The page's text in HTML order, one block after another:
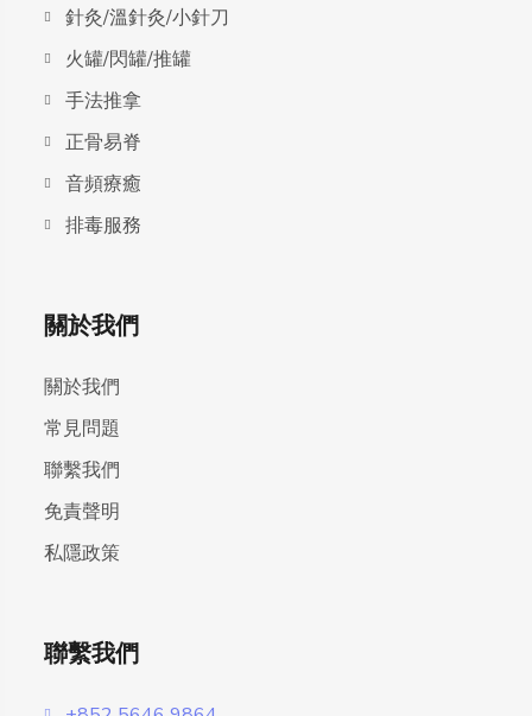
針灸/溫針灸/小針刀
火罐/閃罐/推罐
手法推拿
正骨易脊
⾳頻療癒
排毒服務
關於我們
關於我們
常見問題
聯繫我們
免責聲明
私隱政策
聯繫我們